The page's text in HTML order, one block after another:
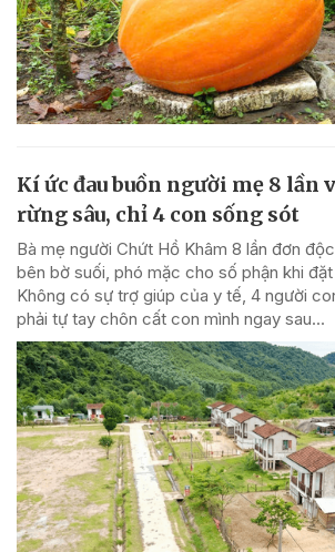
Kí ức đau buồn người mẹ 8 lần
rừng sâu, chỉ 4 con sống sót
Bà mẹ người Chứt Hồ Khâm 8 lần đơn
bên bờ suối, phó mặc cho số phận khi
Không có sự trợ giúp của y tế, 4 người
phải tự tay chôn cất con mình ngay sau...